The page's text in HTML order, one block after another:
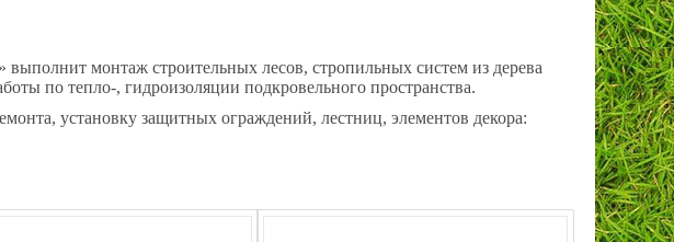
монтаж строительных лесов, стропильных систем из дерева
по тепло-, гидроизоляции подкровельного пространства.
установку защитных ограждений, лестниц, элементов декора: